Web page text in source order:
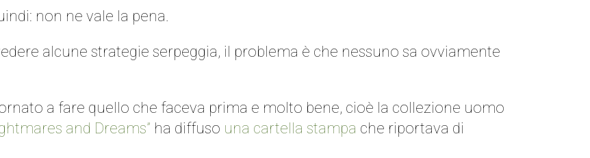
non ne vale la pena.
alcune strategie serpeggia, il problema è che nessuno sa ovviamente
a fare quello che faceva prima e molto bene, cioè la collezione uomo
and Dreams” ha diffuso una cartella stampa che riportava di